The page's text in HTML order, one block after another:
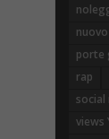
porte
rap
social
views